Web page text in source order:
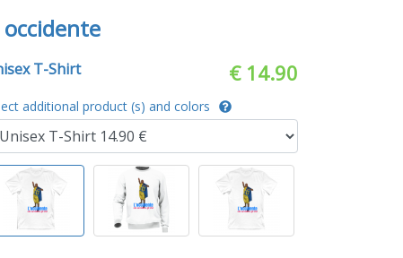
occidente
T-Shirt € 14.90
additional product (s) and colors